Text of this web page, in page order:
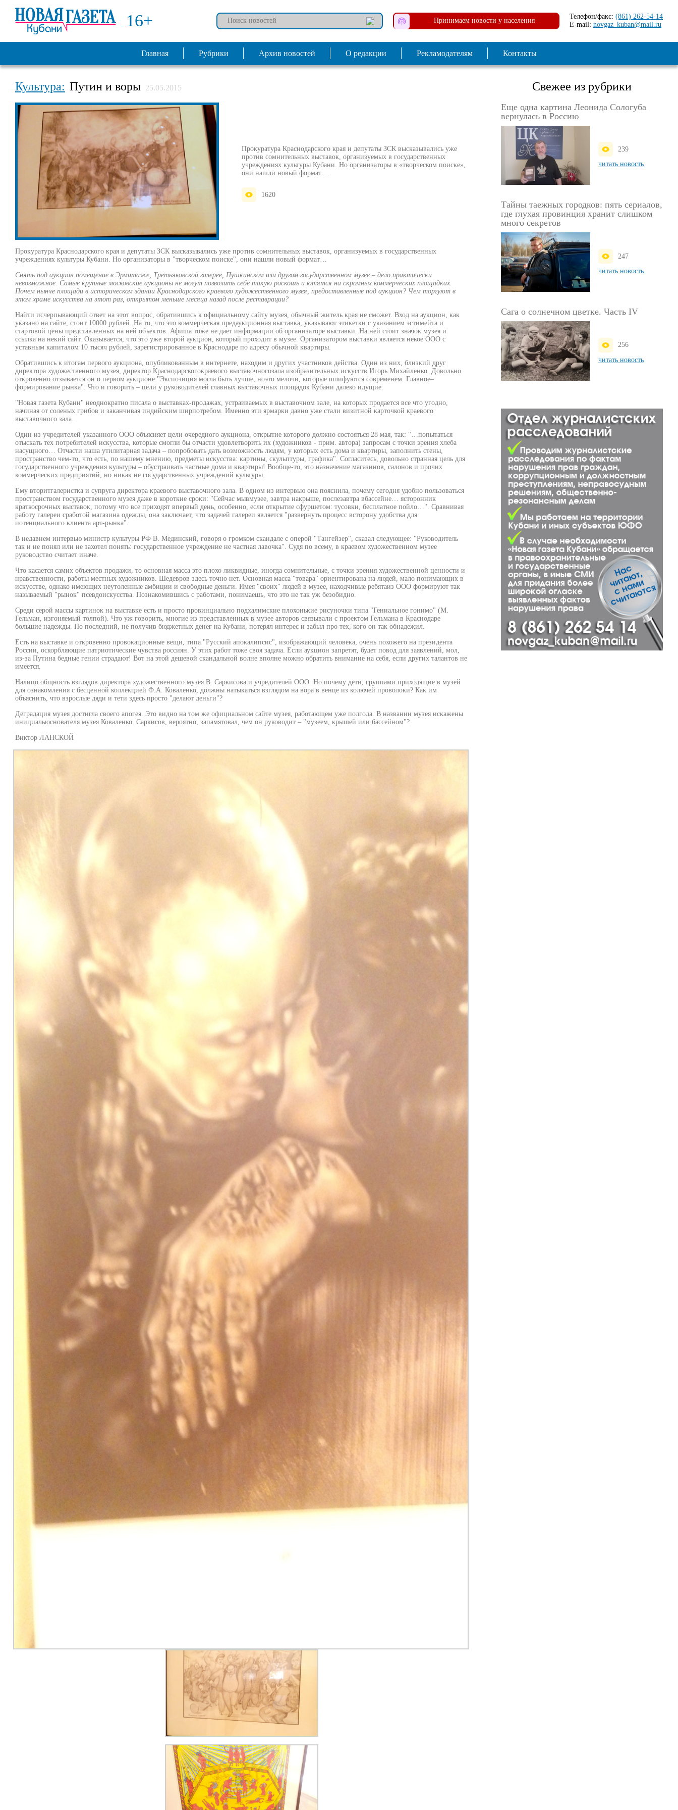
16+ Принимаем новости у населения Телефон/факс: (861) 262-54-14
E-mail: novgaz_kuban@mail.ru
Главная Рубрики Архив новостей О редакции Рекламодателям Контакты
Культура: Путин и воры 25.05.2015
Прокуратура Краснодарского края и депутаты ЗСК высказывались уже
против сомнительных выставок, организуемых в государственных
учреждениях культуры Кубани. Но организаторы в «творческом поиске»,
они нашли новый формат…
1620
Прокуратура Краснодарского края и депутаты ЗСК высказывались уже против сомнительных выставок, организуемых в государственных
учреждениях культуры Кубани. Но организаторы в "творческом поиске", они нашли новый формат…
Снять под аукцион помещение в Эрмитаже, Третьяковской галерее, Пушкинском или другом государственном музее – дело практически
невозможное. Самые крупные московские аукционы не могут позволить себе такую роскошь и ютятся на скромных коммерческих площадках.
Почем нынче площади в историческом здании Краснодарского краевого художественного музея, предоставленные под аукцион? Чем торгуют в
этом храме искусства на этот раз, открытом меньше месяца назад после реставрации?
Найти исчерпывающий ответ на этот вопрос, обратившись к официальному сайту музея, обычный житель края не сможет. Вход на аукцион, как
указано на сайте, стоит 10000 рублей. На то, что это коммерческая предаукционная выставка, указывают этикетки с указанием эстимейта и
стартовой цены представленных на ней объектов. Афиша тоже не дает информации об организаторе выставки. На ней стоит значок музея и
ссылка на некий сайт. Оказывается, что это уже второй аукцион, который проходит в музее. Организатором выставки является некое ООО с
уставным капиталом 10 тысяч рублей, зарегистрированное в Краснодаре по адресу обычной квартиры.
Обратившись к итогам первого аукциона, опубликованным в интернете, находим и других участников действа. Один из них, близкий друг
директора художественного музея, директор Краснодарскогокраевого выставочногозала изобразительных искусств Игорь Михайленко. Довольно
откровенно отзывается он о первом аукционе:"Экспозиция могла быть лучше, ноэто мелочи, которые шлифуются современем. Главное–
формирование рынка". Что и говорить – цели у руководителей главных выставочных площадок Кубани далеко идущие.
"Новая газета Кубани" неоднократно писала о выставках-продажах, устраиваемых в выставочном зале, на которых продается все что угодно,
начиная от соленых грибов и заканчивая индийским ширпотребом. Именно эти ярмарки давно уже стали визитной карточкой краевого
выставочного зала.
Один из учредителей указанного ООО объясняет цели очередного аукциона, открытие которого должно состояться 28 мая, так: "…попытаться
отыскать тех потребителей искусства, которые смогли бы отчасти удовлетворить их (художников - прим. автора) запросам с точки зрения хлеба
насущного… Отчасти наша утилитарная задача – попробовать дать возможность людям, у которых есть дома и квартиры, заполнить стены,
пространство чем-то, что есть, по нашему мнению, предметы искусства: картины, скульптуры, графика". Согласитесь, довольно странная цель для
государственного учреждения культуры – обустраивать частные дома и квартиры! Вообще-то, это назначение магазинов, салонов и прочих
коммерческих предприятий, но никак не государственных учреждений культуры.
Ему вторитгалеристка и супруга директора краевого выставочного зала. В одном из интервью она пояснила, почему сегодня удобно пользоваться
пространством государственного музея даже в короткие сроки: "Сейчас мывмузее, завтра накрыше, послезавтра вбассейне… ясторонник
краткосрочных выставок, потому что все приходят впервый день, особенно, если открытие сфуршетом: тусовки, бесплатное пойло…". Сравнивая
работу галереи сработой магазина одежды, она заключает, что задачей галереи является "развернуть процесс всторону удобства для
потенциального клиента арт-рынка".
В недавнем интервью министр культуры РФ В. Мединский, говоря о громком скандале с оперой "Тангейзер", сказал следующее: "Руководитель
так и не понял или не захотел понять: государственное учреждение не частная лавочка". Судя по всему, в краевом художественном музее
руководство считает иначе.
Что касается самих объектов продажи, то основная масса это плохо ликвидные, иногда сомнительные, с точки зрения художественной ценности и
нравственности, работы местных художников. Шедевров здесь точно нет. Основная масса "товара" ориентирована на людей, мало понимающих в
искусстве, однако имеющих неутоленные амбиции и свободные деньги. Имея "своих" людей в музее, находчивые ребятаиз ООО формируют так
называемый "рынок" псевдоискусства. Познакомившись с работами, понимаешь, что это не так уж безобидно.
Среди серой массы картинок на выставке есть и просто провинциально подхалимские плохонькие рисуночки типа "Гениальное гонимо" (М.
Гельман, изгоняемый толпой). Что уж говорить, многие из представленных в музее авторов связывали с проектом Гельмана в Краснодаре
большие надежды. Но последний, не получив бюджетных денег на Кубани, потерял интерес и забыл про тех, кого он так обнадежил.
Есть на выставке и откровенно провокационные вещи, типа "Русский апокалипсис", изображающий человека, очень похожего на президента
России, оскорбляющие патриотические чувства россиян. У этих работ тоже своя задача. Если аукцион запретят, будет повод для заявлений, мол,
из-за Путина бедные гении страдают! Вот на этой дешевой скандальной волне вполне можно обратить внимание на себя, если других талантов не
имеется.
Налицо общность взглядов директора художественного музея В. Саркисова и учредителей ООО. Но почему дети, группами приходящие в музей
для ознакомления с бесценной коллекцией Ф.А. Коваленко, должны натыкаться взглядом на вора в венце из колючей проволоки? Как им
объяснить, что взрослые дяди и тети здесь просто "делают деньги"?
Деградация музея достигла своего апогея. Это видно на том же официальном сайте музея, работающем уже полгода. В названии музея искажены
инициалыоснователя музея Коваленко. Саркисов, вероятно, запамятовал, чем он руководит – "музеем, крышей или бассейном"?
Виктор ЛАНСКОЙ
Свежее из рубрики
Еще одна картина Леонида Сологуба
вернулась в Россию
239
читать новость
Тайны таежных городков: пять сериалов,
где глухая провинция хранит слишком
много секретов
247
читать новость
Сага о солнечном цветке. Часть IV
256
читать новость